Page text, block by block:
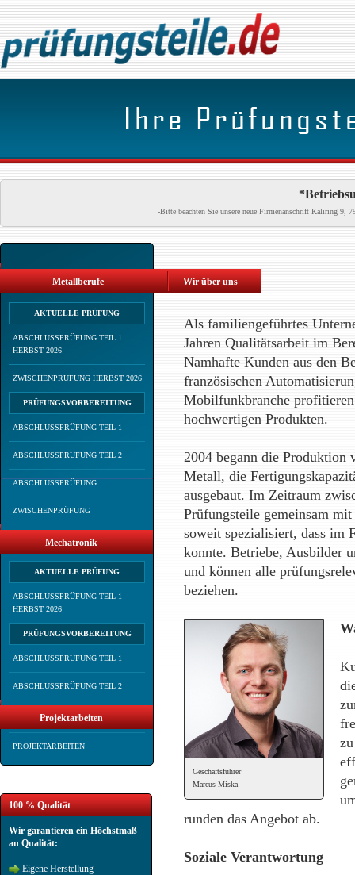
-Bitte beachten Sie unsere neue Firmenanschrift Kaliring 9,
Metallberufe
AKTUELLE PRÜFUNG
ABSCHLUSSPRÜFUNG TEIL 1
HERBST 2026
ZWISCHENPRÜFUNG HERBST 2026
PRÜFUNGSVORBEREITUNG
ABSCHLUSSPRÜFUNG TEIL 1
ABSCHLUSSPRÜFUNG TEIL 2
ABSCHLUSSPRÜFUNG
ZWISCHENPRÜFUNG
Mechatronik
AKTUELLE PRÜFUNG
ABSCHLUSSPRÜFUNG TEIL 1
HERBST 2026
PRÜFUNGSVORBEREITUNG
ABSCHLUSSPRÜFUNG TEIL 1
ABSCHLUSSPRÜFUNG TEIL 2
Projektarbeiten
PROJEKTARBEITEN
100 % Qualität
Wir garantieren ein Höchstmaß
an Qualität:
Eigene Herstellung
Wir über uns
Als familiengeführtes
Jahren Qualitätsarbeit im
Namhafte Kunden aus den
französischen
Mobilfunkbranche
hochwertigen Produkten.
2004 begann die Produktion
Metall, die
ausgebaut. Im Zeitraum
Prüfungsteile gemeinsam
soweit spezialisiert, dass im
konnte. Betriebe, Ausbilder
und können alle
beziehen.
Geschäftsführer
Marcus Miska
runden das Angebot ab.
Soziale Verantwortung